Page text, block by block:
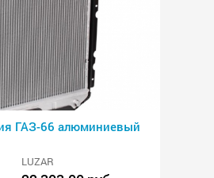
ГАЗ-66 алюминиевый
LUZAR